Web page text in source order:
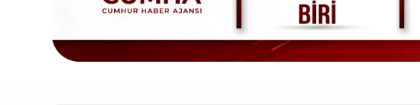
Kamu Kurumları ve Üst Kurullar
Resmi Reklamlar